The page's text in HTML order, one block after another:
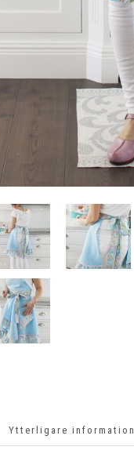
Ytterligare information